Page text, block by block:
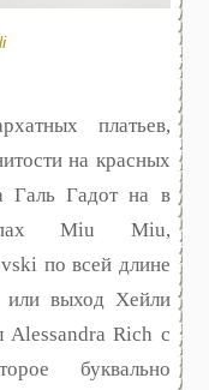
платьев,
на красных
Галь Гадот на в
Miu Miu,
по всей длине
или выход Хейли
Alessandra Rich с
буквально